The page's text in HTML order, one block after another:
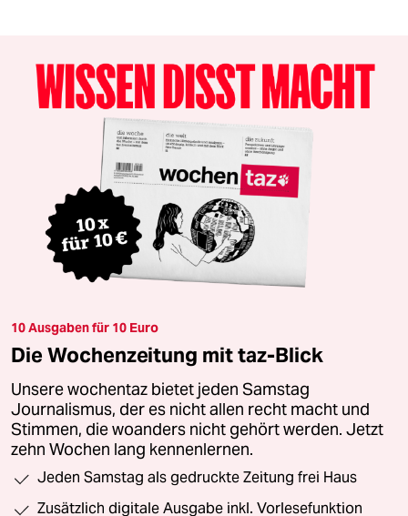
10 Ausgaben für 10 Euro
Die Wochenzeitung mit taz-Blick
Unsere wochentaz bietet jeden Samstag
Journalismus, der es nicht allen recht macht und
Stimmen, die woanders nicht gehört werden. Jetzt
zehn Wochen lang kennenlernen.
Jeden Samstag als gedruckte Zeitung frei Haus
Zusätzlich digitale Ausgabe inkl. Vorlesefunktion